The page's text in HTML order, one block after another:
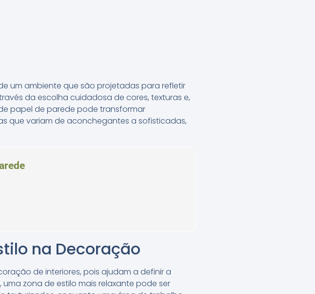
um ambiente que são projetadas para refletir
da escolha cuidadosa de cores, texturas e,
papel de parede pode transformar
que variam de aconchegantes a sofisticadas,
na Decoração
de interiores, pois ajudam a definir a
zona de estilo mais relaxante pode ser